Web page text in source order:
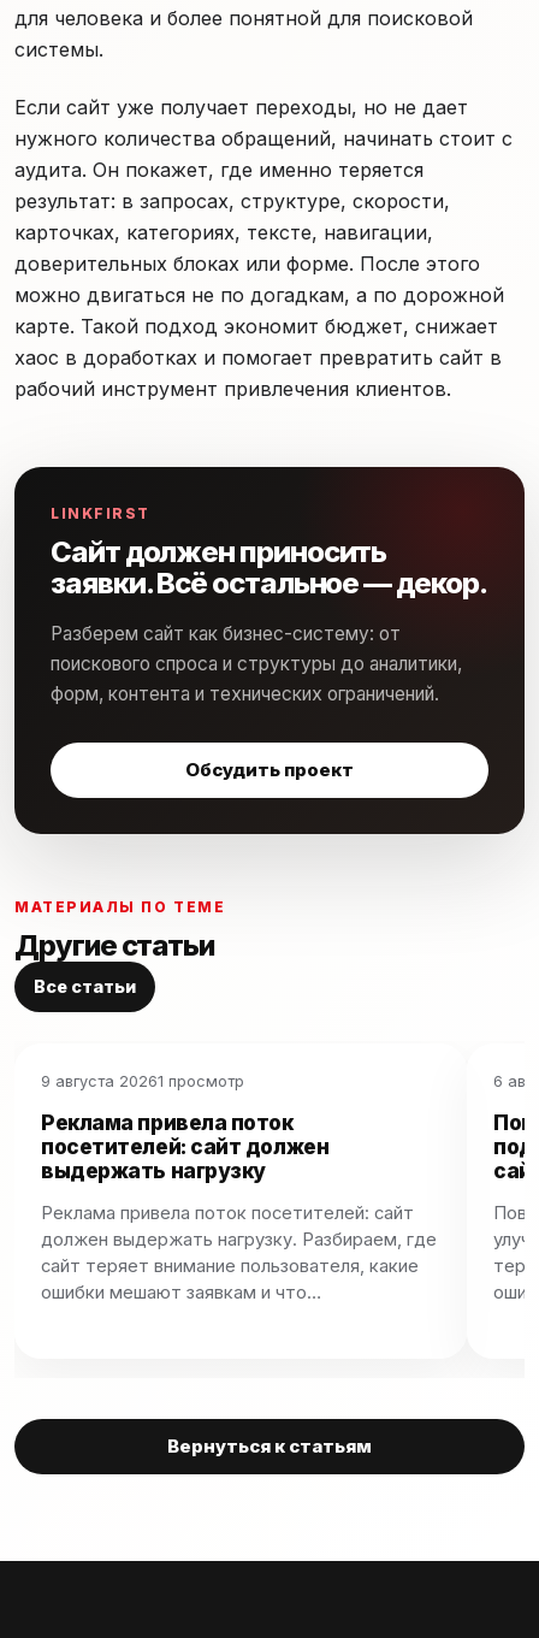
для человека и более понятной для поисковой
системы.
Если сайт уже получает переходы, но не дает
нужного количества обращений, начинать стоит с
аудита. Он покажет, где именно теряется
результат: в запросах, структуре, скорости,
карточках, категориях, тексте, навигации,
доверительных блоках или форме. После этого
можно двигаться не по догадкам, а по дорожной
карте. Такой подход экономит бюджет, снижает
хаос в доработках и помогает превратить сайт в
рабочий инструмент привлечения клиентов.
LINKFIRST
Сайт должен приносить
заявки. Всё остальное — декор.
Разберем сайт как бизнес-систему: от
поискового спроса и структуры до аналитики,
форм, контента и технических ограничений.
Обсудить проект
МАТЕРИАЛЫ ПО ТЕМЕ
Другие статьи
Все статьи
9 августа 20261 просмотр
Реклама привела поток
посетителей: сайт должен
выдержать нагрузку
Реклама привела поток посетителей: сайт
должен выдержать нагрузку. Разбираем, где
сайт теряет внимание пользователя, какие
ошибки мешают заявкам и что…
6
Вернуться к статьям